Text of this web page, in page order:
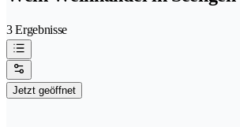
3 Ergebnisse
Jetzt geöffnet